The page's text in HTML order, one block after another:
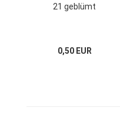
21 geblümt
0,50 EUR